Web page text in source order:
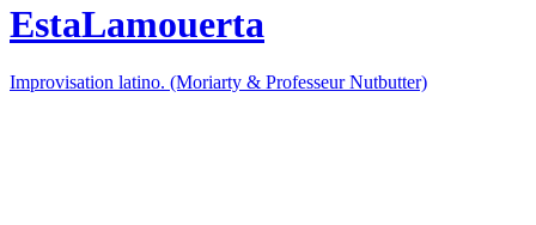
EstaLamouerta
Improvisation latino. (Moriarty & Professeur Nutbutter)